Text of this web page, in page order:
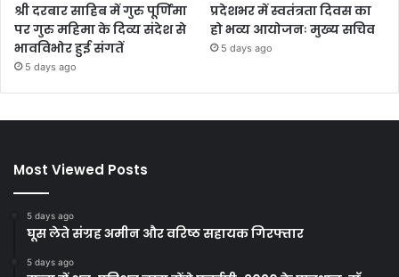
श्री दरबार साहिब में गुरु पूर्णिमा
पर गुरु महिमा के दिव्य संदेश से
भावविभोर हुई संगतें
5 days ago
प्रदेशभर में स्वतंत्रता दिवस का
हो भव्य आयोजनः मुख्य सचिव
5 days ago
Most Viewed Posts
5 days ago
घूस लेते संग्रह अमीन और वरिष्ठ सहायक गिरफ्तार
5 days ago